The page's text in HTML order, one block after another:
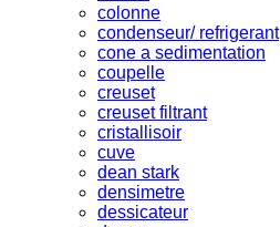
colonne
condenseur/ refrigerant
cone a sedimentation
coupelle
creuset
creuset filtrant
cristallisoir
cuve
dean stark
densimetre
dessicateur